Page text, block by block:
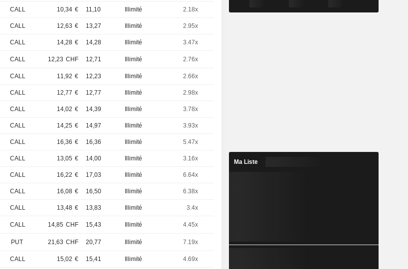
CALL 10,34 € 11,10 Illimité 2.18x
CALL 12,63 € 13,27 Illimité 2.95x
CALL 14,28 € 14,28 Illimité 3.47x
CALL 12,23 CHF 12,71 Illimité 2.76x
CALL 11,92 € 12,23 Illimité 2.66x
CALL 12,77 € 12,77 Illimité 2.98x
CALL 14,02 € 14,39 Illimité 3.78x
CALL 14,25 € 14,97 Illimité 3.93x
CALL 16,36 € 16,36 Illimité 5.47x
CALL 13,05 € 14,00 Illimité 3.16x 6,025
CALL 16,22 € 17,03 Illimité 6.64x
CALL 16,08 € 16,50 Illimité 6.38x
CALL 13,48 € 13,83 Illimité 3.4x
CALL 14,85 CHF 15,43 Illimité 4.45x
PUT 21,63 CHF 20,77 Illimité 7.19x
CALL 15,02 € 15,41 Illimité 4.69x
Ma Liste